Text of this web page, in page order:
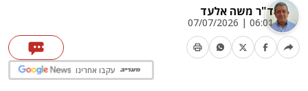
ד"ר משה אלעד
06:01 | 07/07/2026
עקבו אחרינו